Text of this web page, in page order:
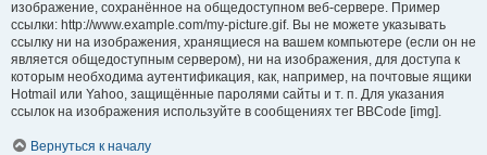
изображение, сохранённое на общедоступном веб-сервере. Пример
ссылки: http://www.example.com/my-picture.gif. Вы не можете указывать
ссылку ни на изображения, хранящиеся на вашем компьютере (если он не
является общедоступным сервером), ни на изображения, для доступа к
которым необходима аутентификация, как, например, на почтовые ящики
Hotmail или Yahoo, защищённые паролями сайты и т. п. Для указания
ссылок на изображения используйте в сообщениях тег BBCode [img].
Вернуться к началу